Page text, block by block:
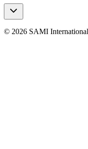
© 2026 SAMI